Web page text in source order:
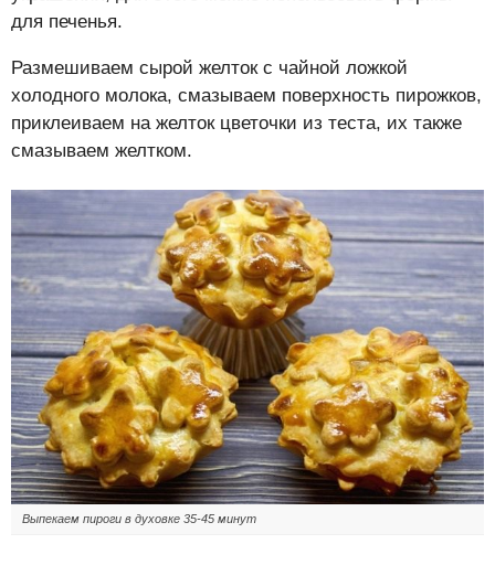
для печенья.
Размешиваем сырой желток с чайной ложкой
холодного молока, смазываем поверхность пирожков,
приклеиваем на желток цветочки из теста, их также
смазываем желтком.
Выпекаем пироги в духовке 35-45 минут